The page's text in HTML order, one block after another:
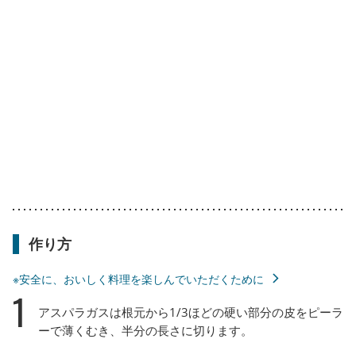
作り方
※安全に、おいしく料理を楽しんでいただくために
1
アスパラガスは根元から1/3ほどの硬い部分の皮をピーラ
ーで薄くむき、半分の長さに切ります。